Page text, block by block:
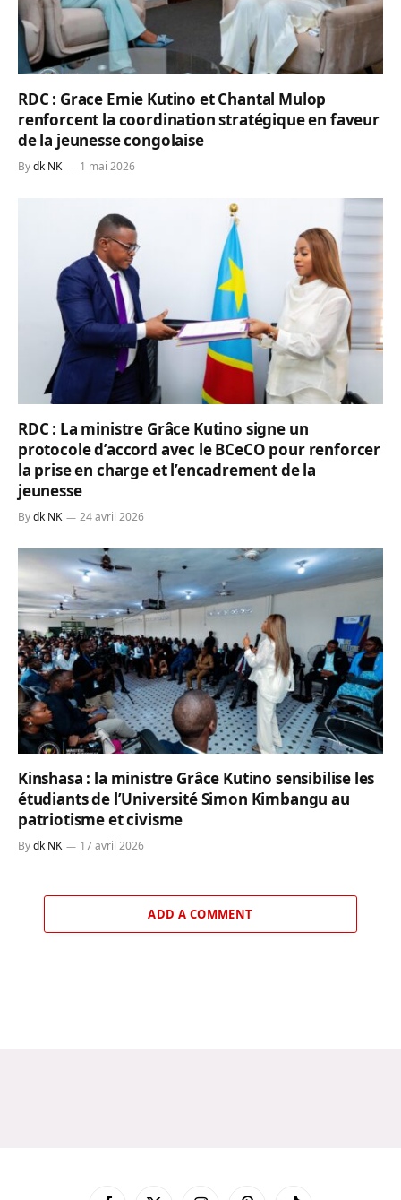
RDC : Grace Emie Kutino et Chantal Mulop
renforcent la coordination stratégique en faveur
de la jeunesse congolaise
Bydk NK 1 mai 2026
RDC : La ministre Grâce Kutino signe un
protocole d’accord avec le BCeCO pour renforcer
la prise en charge et l’encadrement de la
jeunesse
Bydk NK 24 avril 2026
Kinshasa : la ministre Grâce Kutino sensibilise les
étudiants de l’Université Simon Kimbangu au
patriotisme et civisme
Bydk NK 17 avril 2026
ADD A COMMENT